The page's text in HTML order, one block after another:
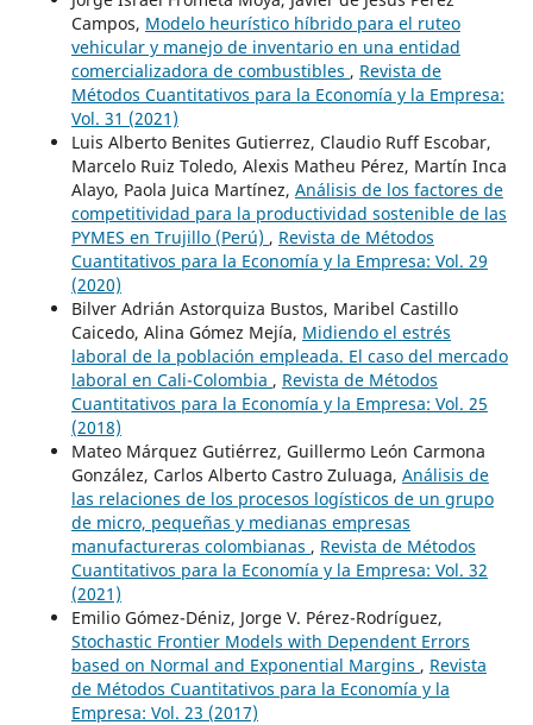
Campos, Modelo heurístico híbrido para el ruteo
vehicular y manejo de inventario en una entidad
comercializadora de combustibles , Revista de
Métodos Cuantitativos para la Economía y la Empresa:
Vol. 31 (2021)
Luis Alberto Benites Gutierrez, Claudio Ruff Escobar,
Marcelo Ruiz Toledo, Alexis Matheu Pérez, Martín Inca
Alayo, Paola Juica Martínez, Análisis de los factores de
competitividad para la productividad sostenible de las
PYMES en Trujillo (Perú) , Revista de Métodos
Cuantitativos para la Economía y la Empresa: Vol. 29
(2020)
Bilver Adrián Astorquiza Bustos, Maribel Castillo
Caicedo, Alina Gómez Mejía, Midiendo el estrés
laboral de la población empleada. El caso del mercado
laboral en Cali-Colombia , Revista de Métodos
Cuantitativos para la Economía y la Empresa: Vol. 25
(2018)
Mateo Márquez Gutiérrez, Guillermo León Carmona
González, Carlos Alberto Castro Zuluaga, Análisis de
las relaciones de los procesos logísticos de un grupo
de micro, pequeñas y medianas empresas
manufactureras colombianas , Revista de Métodos
Cuantitativos para la Economía y la Empresa: Vol. 32
(2021)
Emilio Gómez-Déniz, Jorge V. Pérez-Rodríguez,
Stochastic Frontier Models with Dependent Errors
based on Normal and Exponential Margins , Revista
de Métodos Cuantitativos para la Economía y la
Empresa: Vol. 23 (2017)